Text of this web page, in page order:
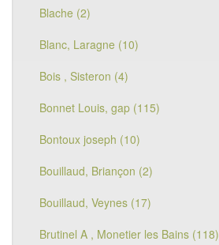
Blache (2)
Blanc, Laragne (10)
Bois , Sisteron (4)
Bonnet Louis, gap (115)
Bontoux joseph (10)
Bouillaud, Briançon (2)
Bouillaud, Veynes (17)
Brutinel A , Monetier les Bains (118)